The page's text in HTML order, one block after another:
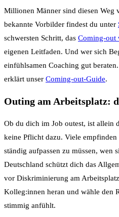
Millionen Männer sind diesen Weg
bekannte Vorbilder findest du unter
schwersten Schritt, das Coming-out
eigenen Leitfaden. Und wer sich
einfühlsamen Coaching gut
erklärt unser Coming-out-Guide.
Outing am Arbeitsplatz:
Ob du dich im Job outest, ist allein
keine Pflicht dazu. Viele
ständig aufpassen zu müssen, wen
Deutschland schützt dich das
vor Diskriminierung am
Kolleg:innen heran und wähle den
stimmig anfühlt.